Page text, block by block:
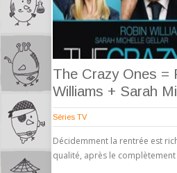
The Crazy Ones =
Williams + Sarah
Séries TV
Décidemment la rentrée est
qualité, après le complètement